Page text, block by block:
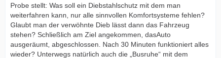
Probe stellt: Was soll ein Diebstahlschutz mit dem man
weiterfahren kann, nur alle sinnvollen Komfortsysteme fehlen?
Glaubt man der verwöhnte Dieb lässt dann das Fahrzeug
stehen? Schließlich am Ziel angekommen, dasAuto
ausgeräumt, abgeschlossen. Nach 30 Minuten funktioniert alles
wieder? Unterwegs natürlich auch die „Busruhe“ mit dem